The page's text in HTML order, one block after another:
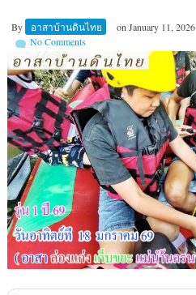
By อาสาบ้านดินไทย on January 11, 2026
No Comments